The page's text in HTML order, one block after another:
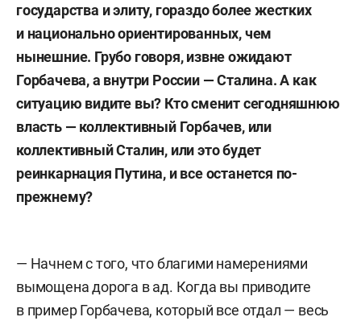
государства и элиту, гораздо более жестких
и национально ориентированных, чем
нынешние. Грубо говоря, извне ожидают
Горбачева, а внутри России — Сталина. А как
ситуацию видите вы? Кто сменит сегодняшнюю
власть — коллективный Горбачев, или
коллективный Сталин, или это будет
реинкарнация Путина, и все останется по-
прежнему?
— Начнем с того, что благими намерениями
вымощена дорога в ад. Когда вы приводите
в пример Горбачева, который все отдал — весь